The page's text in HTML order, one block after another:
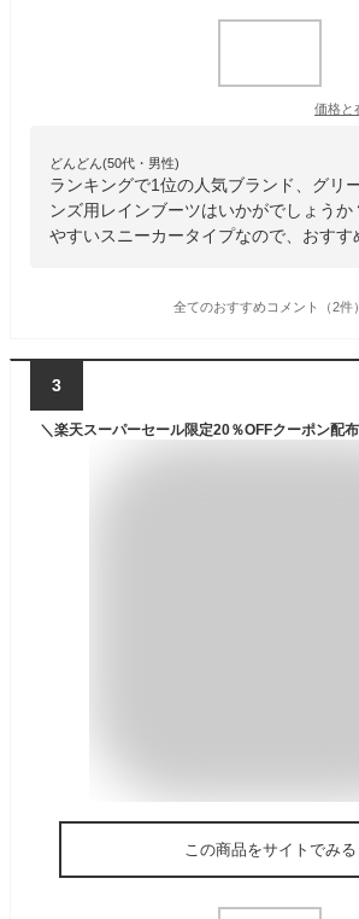
価格と
どんどん(50代・男性)
ランキングで1位の人気ブランド、グリ
ンズ用レインブーツはいかがでしょうか
やすいスニーカータイプなので、おすす
全てのおすすめコメント（2件）
3
この商品をサイトでみる